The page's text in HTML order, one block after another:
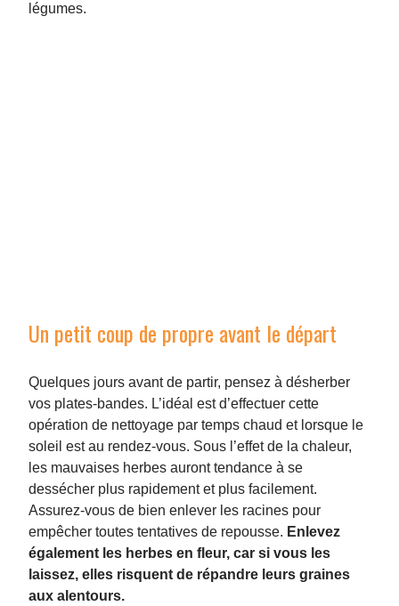
légumes.
Un petit coup de propre avant le départ
Quelques jours avant de partir, pensez à désherber
vos plates-bandes. L’idéal est d’effectuer cette
opération de nettoyage par temps chaud et lorsque le
soleil est au rendez-vous. Sous l’effet de la chaleur,
les mauvaises herbes auront tendance à se
dessécher plus rapidement et plus facilement.
Assurez-vous de bien enlever les racines pour
empêcher toutes tentatives de repousse. Enlevez
également les herbes en fleur, car si vous les
laissez, elles risquent de répandre leurs graines
aux alentours.